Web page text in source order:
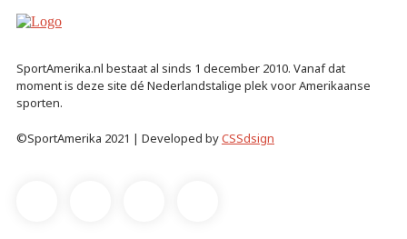
SportAmerika.nl bestaat al sinds 1 december 2010. Vanaf dat
moment is deze site dé Nederlandstalige plek voor Amerikaanse
sporten.
©SportAmerika 2021 | Developed byCSSdsign